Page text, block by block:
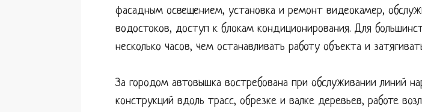
фасадным освещением, установка и ремонт видеокамер,
водостоков, доступ к блокам кондиционирования. Для
несколько часов, чем останавливать работу объекта и
За городом автовышка востребована при обслуживании линий
конструкций вдоль трасс, обрезке и валке деревьев, работе